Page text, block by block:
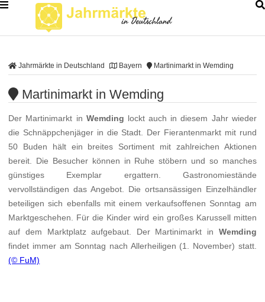
Jahrmärkte in Deutschland Bayern Martinimarkt in Wemding
Martinimarkt in Wemding
Der Martinimarkt in Wemding lockt auch in diesem Jahr wieder
die Schnäppchenjäger in die Stadt. Der Fierantenmarkt mit rund
50 Buden hält ein breites Sortiment mit zahlreichen Aktionen
bereit. Die Besucher können in Ruhe stöbern und so manches
günstiges Exemplar ergattern. Gastronomiestände
vervollständigen das Angebot. Die ortsansässigen Einzelhändler
beteiligen sich ebenfalls mit einem verkaufsoffenen Sonntag am
Marktgeschehen. Für die Kinder wird ein großes Karussell mitten
auf dem Marktplatz aufgebaut. Der Martinimarkt in Wemding
findet immer am Sonntag nach Allerheiligen (1. November) statt.
(© FuM)